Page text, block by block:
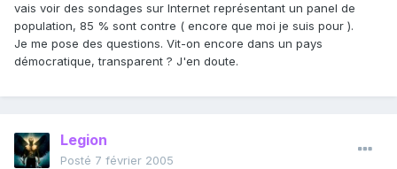
vais voir des sondages sur Internet représentant un panel de
population, 85 % sont contre ( encore que moi je suis pour ).
Je me pose des questions. Vit-on encore dans un pays
démocratique, transparent ? J'en doute.
Legion
Posté 7 février 2005